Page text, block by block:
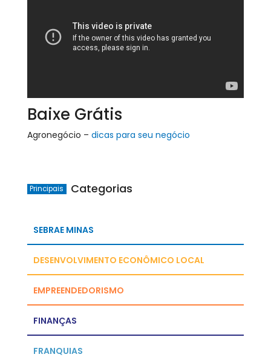
Baixe Grátis
Agronegócio – dicas para seu negócio
Principais Categorias
SEBRAE MINAS
DESENVOLVIMENTO ECONÔMICO LOCAL
EMPREENDEDORISMO
FINANÇAS
FRANQUIAS